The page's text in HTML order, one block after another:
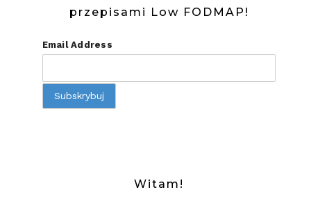
przepisami Low FODMAP!
Email Address
Witam!